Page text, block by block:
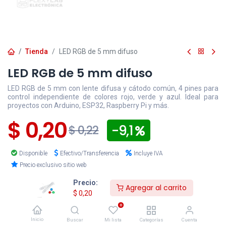
Precio:
$ 0,20
Agregar al carrito
Inicio Buscar
0
Mi lista Categorías Cuenta
Tienda LED RGB de 5 mm difuso
LED RGB de 5 mm difuso
LED RGB de 5 mm con lente difusa y cátodo común, 4 pines para
control independiente de colores rojo, verde y azul. Ideal para
proyectos con Arduino, ESP32, Raspberry Pi y más.
$ 0,20$0,22 - 9,1
Disponible Efectivo/Transferencia
Incluye IVA
Precio exclusivo sitio web
Los pedidos confirmadosdespués de las 16:30 para
entregas en la ciudad de Cuenca y después de las 15:00
para envíos al resto del país, serán procesados el
siguiente día hábil